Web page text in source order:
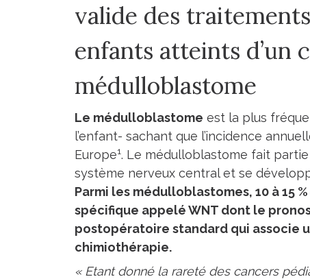
valide des
enfants atteints d’un
médulloblastome
Le médulloblastome est la plus
l’enfant- sachant que l’incidence
Europe1. Le médulloblastome fait
système nerveux central et se
Parmi les médulloblastomes, 10 à 15
spécifique appelé WNT dont le
postopératoire standard qui associe
chimiothérapie.
« Etant donné la rareté des cancers